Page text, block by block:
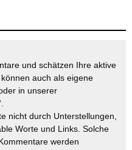
und schätzen Ihre aktive
auch als eigene
in unserer
nicht durch Unterstellungen,
Worte und Links. Solche
werden